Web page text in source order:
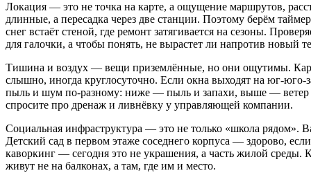
Локация — это не точка на карте, а ощущение маршрутов,
длинные, а пересадка через две станции. Поэтому берём
снег встаёт стеной, где ремонт затягивается на сезоны.
для галочки, а чтобы понять, не вырастет ли напротив новый
Тишина и воздух — вещи приземлённые, но они ощутимы.
слышно, иногда круглосуточно. Если окна выходят на
пыль и шум по‑разному: ниже — пыль и запахи, выше — ветер
спросите про дренаж и ливнёвку у управляющей компании.
Социальная инфраструктура — это не только «школа рядом».
Детский сад в первом этаже соседнего корпуса — здорово,
каворкинг — сегодня это не украшения, а часть жилой среды.
живут не на балконах, а там, где им и место.